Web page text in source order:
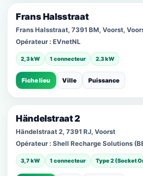
Frans Halsstraat
Frans Halsstraat, 7391 BM, Voorst,
Opérateur : EVnetNL
2,3 kW 1 connecteur 2.3 kW
Fiche lieu Ville Puissance
Händelstraat 2
Händelstraat 2, 7391 RJ, Voorst
Opérateur : Shell Recharge Solutions
3,7 kW 1 connecteur Type 2 (Socket